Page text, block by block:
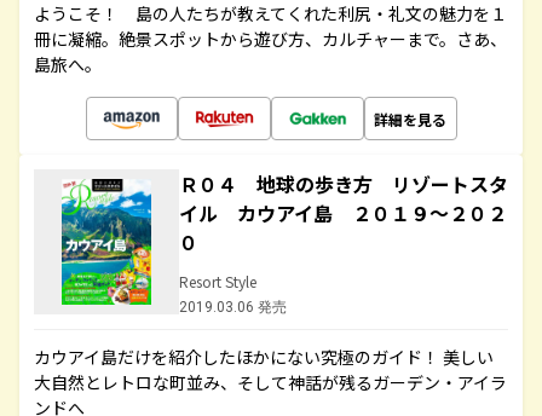
ようこそ！ 島の人たちが教えてくれた利尻・礼文の魅力を１
冊に凝縮。絶景スポットから遊び方、カルチャーまで。さあ、
島旅へ。
詳細を見る
Ｒ０４ 地球の歩き方 リゾートスタ
イル カウアイ島 ２０１９～２０２
０
Resort Style
2019.03.06 発売
カウアイ島だけを紹介したほかにない究極のガイド！ 美しい
大自然とレトロな町並み、そして神話が残るガーデン・アイラ
ンドへ